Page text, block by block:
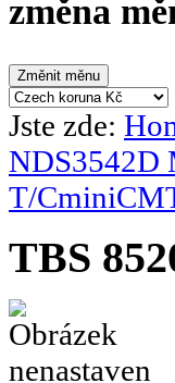
změna
Jste zde:
NDS3542D
T/C
TBS